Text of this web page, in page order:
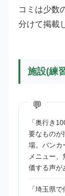
コミは少数
分けて掲載
施設(練
「奥行き
要なものが
場。バンカ
メニュー
価する声が
「埼玉県